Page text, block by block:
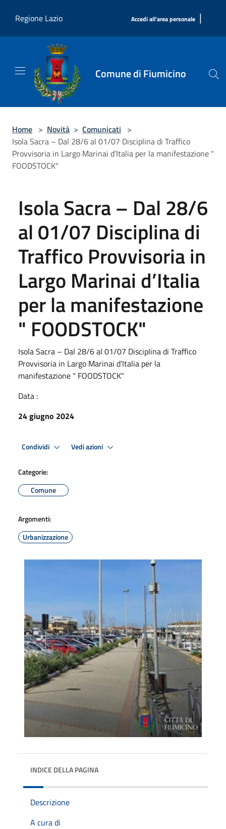
Regione Lazio
Accedi all'area personale |
Comune di Fiumicino
Home > Novità > Comunicati >
Isola Sacra – Dal 28/6 al 01/07 Disciplina di Traffico
Provvisoria in Largo Marinai d’Italia per la manifestazione "
FOODSTOCK"
Isola Sacra – Dal 28/6
al 01/07 Disciplina di
Traffico Provvisoria in
Largo Marinai d’Italia
per la manifestazione
" FOODSTOCK"
Isola Sacra – Dal 28/6 al 01/07 Disciplina di Traffico
Provvisoria in Largo Marinai d’Italia per la
manifestazione " FOODSTOCK"
Data :
24 giugno 2024
Condividi Vedi azioni
Categorie:
Comune
Argomenti:
Urbanizzazione
INDICE DELLA PAGINA
Descrizione
A cura di